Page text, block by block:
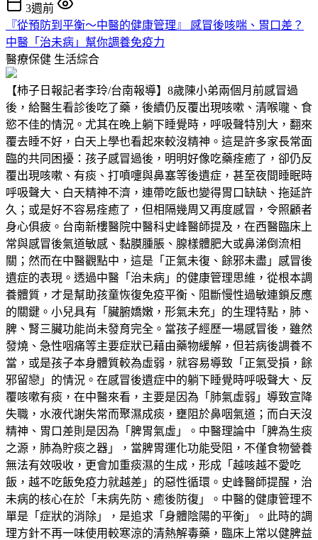
3週前
『從預防到平衡～中醫的健康管理』 感冒後咳喘、胃口差？
中醫「治未病」幫你調養免疫力
醫療保健 生活綜合
【柿子日報記者李玲/台南報導】8歲陳小弟兩個月前感冒過
後，給醫生看診後吃了藥，後續仍反覆出現咳嗽、清喉嚨、食
慾不佳的情況。尤其在晚上躺下睡覺時，呼吸聲特別大，翻來
覆去睡不好，白天上學也看起來較沒精神。這是許多家長常面
臨的共同困擾：孩子感冒過後，明明好像吃藥痊癒了，卻仍反
覆出現咳嗽、有痰、打噴嚏與鼻塞等後遺症，甚至夜間睡眠時
呼吸聲大、白天精神不濟，連帶吃飯也變得胃口缺缺、拖延許
久；或是好不容易痊癒了，但相隔幾周又再度感冒，令照顧者
身心俱疲。台南新樓醫院中醫科史峰醫師提及，在西醫臨床上
常與感冒後氣道敏感、黏膜腫脹、腺樣體肥大或鼻涕倒流相
關；然而在中醫觀點中，這是「正氣未復、餘邪未盡」感冒後
遺症的表現。透過中醫「治未病」的健康管理思維，從根本調
養體質，才是幫助孩童恢復免疫平衡、阻斷慢性過敏連鎖反應
的關鍵。小兒具有「臟腑嬌嫩，形氣未充」的生理特點，肺、
脾、腎三臟功能尚未發育完全。當孩子經歷一場感冒後，雖然
發燒、急性咽痛等主要症狀已藉由藥物緩解，但若病後調養不
當，或是孩子本身體質較為虛弱，就容易導致「正氣受損，餘
邪留戀」的情況。在感冒後遺症中的躺下睡覺時呼吸聲大、反
覆咳嗽有痰，在中醫來看，主要是因為「肺氣虛弱」導致宣降
失職，水液代謝失常而聚濕成痰，壅阻於鼻咽氣道；而白天沒
精神、胃口差則是因為「脾胃氣虛」。中醫理論中「脾為生痰
之源，肺為貯痰之器」，當脾胃運化功能受阻，不僅食物營養
無法有效吸收，更會加重痰濕的生成，形成「越咳越不愛吃
飯，越不吃飯免疫力就越差」的惡性循環。史峰醫師提醒，治
未病的核心在於「未病先防、癒後防復」。中醫的健康管理不
單是「症狀的消除」，是追求「身體陰陽的平衡」。此時的調
理方針不再一味使用較寒涼的清熱解毒藥，臨床上常以健脾益